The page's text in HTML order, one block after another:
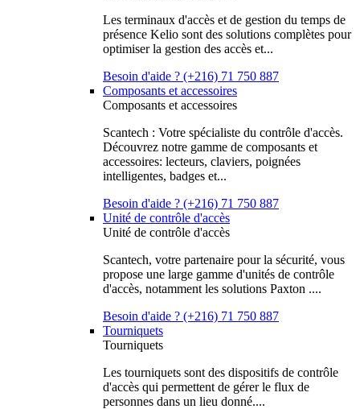
Les terminaux d'accès et de gestion du temps de
présence Kelio sont des solutions complètes pour
optimiser la gestion des accès et...
Besoin d'aide ? (+216) 71 750 887
Composants et accessoires
Composants et accessoires
Scantech : Votre spécialiste du contrôle d'accès.
Découvrez notre gamme de composants et
accessoires: lecteurs, claviers, poignées
intelligentes, badges et...
Besoin d'aide ? (+216) 71 750 887
Unité de contrôle d'accès
Unité de contrôle d'accès
Scantech, votre partenaire pour la sécurité, vous
propose une large gamme d'unités de contrôle
d'accès, notamment les solutions Paxton ....
Besoin d'aide ? (+216) 71 750 887
Tourniquets
Tourniquets
Les tourniquets sont des dispositifs de contrôle
d'accès qui permettent de gérer le flux de
personnes dans un lieu donné....